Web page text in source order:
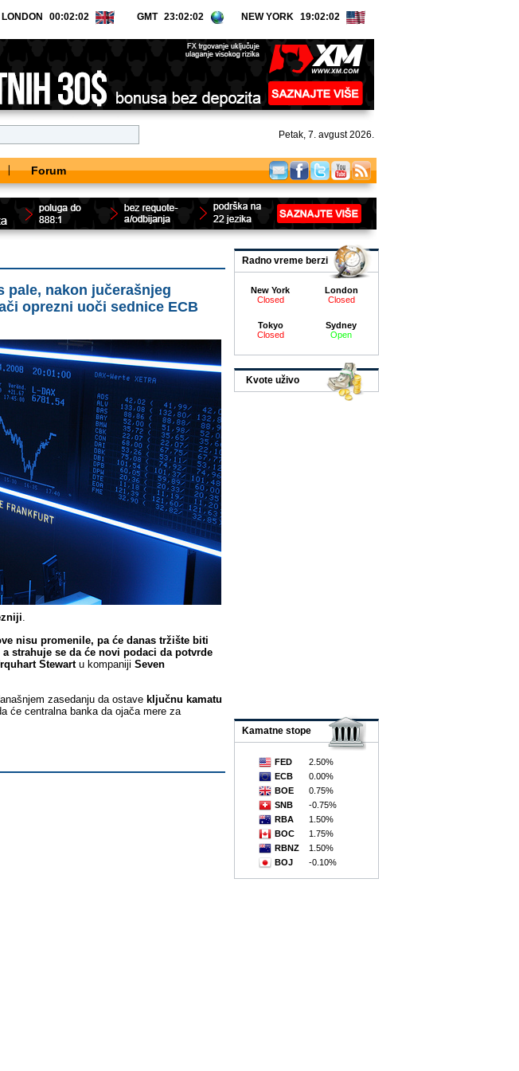
LONDON GMT NEW YORK
Petak, 7. avgust 2026.
Forum
pale, nakon jučerašnjeg
oprezni uoči sednice ECB
.
nisu promenile, pa će danas tržište biti
strahuje se da će novi podaci da potvrde
Stewartu kompaniji Seven
zasedanju da ostave ključnu kamatu
će centralna banka da ojača mere za
New York
Closed
London
Closed
Tokyo
Closed
Sydney
Open
Radno vreme berzi
Kvote uživo
FED
2.50%
ECB
0.00%
BOE
0.75%
SNB
-0.75%
RBA
1.50%
BOC
1.75%
RBNZ
1.50%
BOJ
-0.10%
Kamatne stope